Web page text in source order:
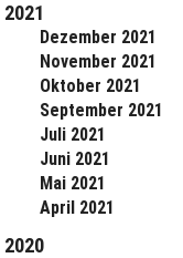
2021
Dezember 2021
November 2021
Oktober 2021
September 2021
Juli 2021
Juni 2021
Mai 2021
April 2021
2020